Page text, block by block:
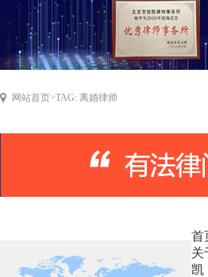
网站首页>TAG: 离婚律师
首
关
凯